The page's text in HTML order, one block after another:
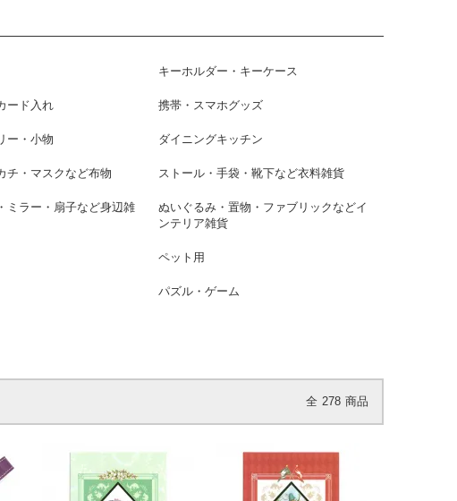
キーホルダー・キーケース
ード入れ 携帯・スマホグッズ
ー・小物 ダイニングキッチン
チ・マスクなど布物 ストール・手袋・靴下など衣料雑貨
ミラー・扇子など身辺雑
ぬいぐるみ・置物・ファブリックなどイ
ンテリア雑貨
ペット用
パズル・ゲーム
全 278 商品